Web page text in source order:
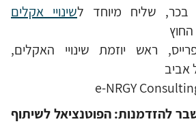
בכר, שליח מיוחד לשינויי אקלים
ראש יוזמת שינויי האקלים,
אביב
משבר להזדמנות: הפוטנציאל לשיתוף